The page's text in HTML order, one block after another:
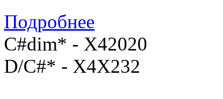
Подробнее
C#dim* - X42020
D/C#* - X4X232